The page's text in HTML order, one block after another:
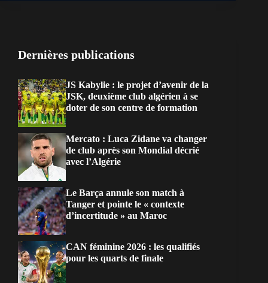
Dernières publications
JS Kabylie : le projet d’avenir de la
JSK, deuxième club algérien à se
doter de son centre de formation
Mercato : Luca Zidane va changer
de club après son Mondial décrié
avec l’Algérie
Le Barça annule son match à
Tanger et pointe le « contexte
d’incertitude » au Maroc
CAN féminine 2026 : les qualifiés
pour les quarts de finale